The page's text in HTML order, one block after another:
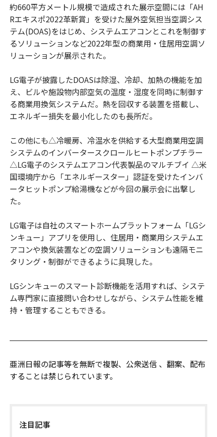
約660平方メートル規模で造成された展示空間には「AH
Rエキスポ2022革新賞」を受けた屋外空気担当空調シス
テム(DOAS)をはじめ、システムエアコンとこれを制御す
るソリューションなど2022年型の商業用・住居用空調ソ
リューションが展示された。
LG電子が披露したDOASは除湿、冷却、加熱の機能を加
え、ビルや施設物内部空気の温度・湿度を同時に制御す
る商業用換気システムだ。熱を回収する装置を搭載し、
エネルギー損失を最小化したのも長所だ。
この他にも△冷暖房、冷温水を供給する大型商業用空調
システムのインバータースクロールヒートポンプチラー
△LG電子のシステムエアコン代表製品のマルチブイ △米
国環境庁から「エネルギースター」認証を受けたインバ
ータヒットポンプ給湯機などが今回の展示会に出撃し
た。
LG電子は自社のスマートホームプラットフォーム「LGシ
ンキュー」アプリを使用し、住居用・商業用システムエ
アコンや換気装置などの空調ソリューションも遠隔モニ
タリング・制御ができるように具現した。
LGシンキューのスマート診断機能を活用すれば、システ
ム専門家に直接問い合わせしながら、システム性能を維
持・管理することもできる。
亜洲日報の記事等を無断で複製、公衆送信 、翻案、配布
することは禁じられています。
注目記事